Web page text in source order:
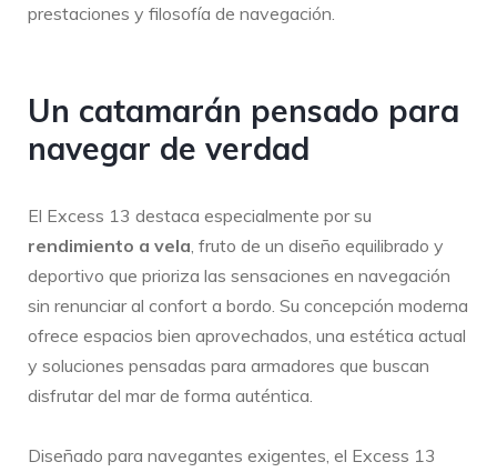
prestaciones y filosofía de navegación.
Un catamarán pensado para
navegar de verdad
El Excess 13 destaca especialmente por su
rendimiento a vela , fruto de un diseño equilibrado y
deportivo que prioriza las sensaciones en navegación
sin renunciar al confort a bordo. Su concepción moderna
ofrece espacios bien aprovechados, una estética actual
y soluciones pensadas para armadores que buscan
disfrutar del mar de forma auténtica.
Diseñado para navegantes exigentes, el Excess 13